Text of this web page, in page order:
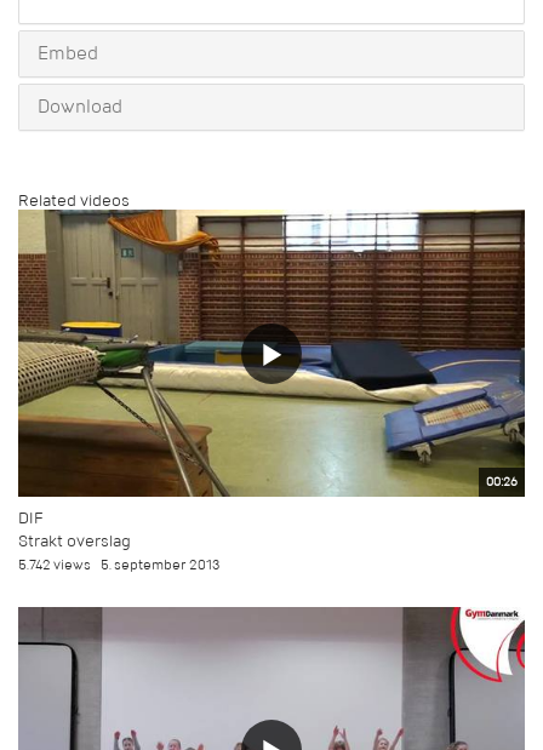
Embed
Download
Related videos
00:26
DIF
Strakt overslag
5.742 views 5. september 2013